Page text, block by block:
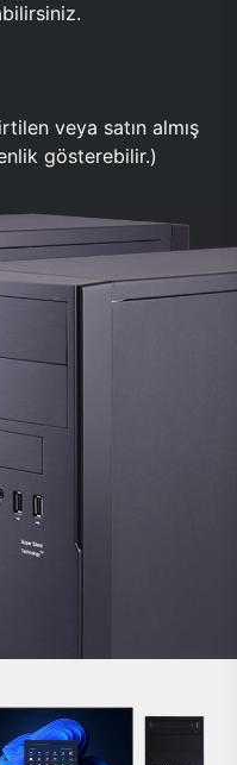
veya satın almış
gösterebilir.)